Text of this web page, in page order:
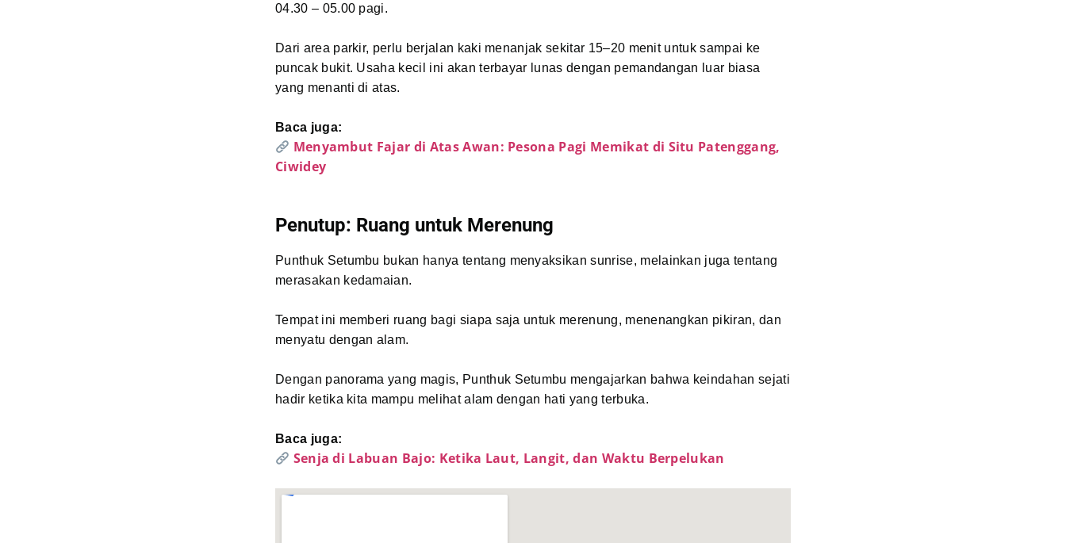
04.30 – 05.00 pagi.
Dari area parkir, perlu berjalan kaki menanjak sekitar 15–20 menit untuk sampai ke
puncak bukit. Usaha kecil ini akan terbayar lunas dengan pemandangan luar biasa
yang menanti di atas.
Baca juga:
Menyambut Fajar di Atas Awan: Pesona Pagi Memikat di Situ Patenggang,
Ciwidey
Penutup: Ruang untuk Merenung
Punthuk Setumbu bukan hanya tentang menyaksikan sunrise, melainkan juga tentang
merasakan kedamaian.
Tempat ini memberi ruang bagi siapa saja untuk merenung, menenangkan pikiran, dan
menyatu dengan alam.
Dengan panorama yang magis, Punthuk Setumbu mengajarkan bahwa keindahan sejati
hadir ketika kita mampu melihat alam dengan hati yang terbuka.
Baca juga:
Senja di Labuan Bajo: Ketika Laut, Langit, dan Waktu Berpelukan